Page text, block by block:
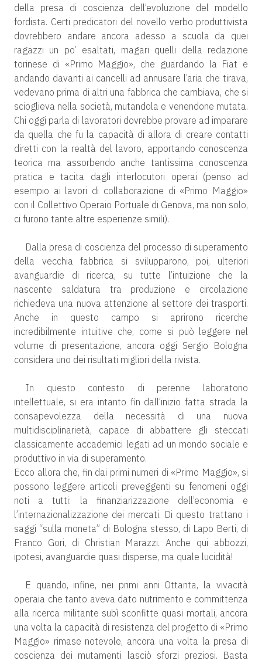
della presa di coscienza dell’evoluzione del modello
fordista. Certi predicatori del novello verbo produttivista
dovrebbero andare ancora adesso a scuola da quei
ragazzi un po’ esaltati, magari quelli della redazione
torinese di «Primo Maggio», che guardando la Fiat e
andando davanti ai cancelli ad annusare l’aria che tirava,
vedevano prima di altri una fabbrica che cambiava, che si
scioglieva nella società, mutandola e venendone mutata.
Chi oggi parla di lavoratori dovrebbe provare ad imparare
da quella che fu la capacità di allora di creare contatti
diretti con la realtà del lavoro, apportando conoscenza
teorica ma assorbendo anche tantissima conoscenza
pratica e tacita dagli interlocutori operai (penso ad
esempio ai lavori di collaborazione di «Primo Maggio»
con il Collettivo Operaio Portuale di Genova, ma non solo,
ci furono tante altre esperienze simili).
Dalla presa di coscienza del processo di superamento
della vecchia fabbrica si svilupparono, poi, ulteriori
avanguardie di ricerca, su tutte l’intuizione che la
nascente saldatura tra produzione e circolazione
richiedeva una nuova attenzione al settore dei trasporti.
Anche in questo campo si aprirono ricerche
incredibilmente intuitive che, come si può leggere nel
volume di presentazione, ancora oggi Sergio Bologna
considera uno dei risultati migliori della rivista.
In questo contesto di perenne laboratorio
intellettuale, si era intanto fin dall’inizio fatta strada la
consapevolezza della necessità di una nuova
multidisciplinarietà, capace di abbattere gli steccati
classicamente accademici legati ad un mondo sociale e
produttivo in via di superamento.
Ecco allora che, fin dai primi numeri di «Primo Maggio», si
possono leggere articoli preveggenti su fenomeni oggi
noti a tutti: la finanziarizzazione dell’economia e
l’internazionalizzazione dei mercati. Di questo trattano i
saggi “sulla moneta” di Bologna stesso, di Lapo Berti, di
Franco Gori, di Christian Marazzi. Anche qui abbozzi,
ipotesi, avanguardie quasi disperse, ma quale lucidità!
E quando, infine, nei primi anni Ottanta, la vivacità
operaia che tanto aveva dato nutrimento e committenza
alla ricerca militante subì sconfitte quasi mortali, ancora
una volta la capacità di resistenza del progetto di «Primo
Maggio» rimase notevole, ancora una volta la presa di
coscienza dei mutamenti lasciò sforzi preziosi. Basta